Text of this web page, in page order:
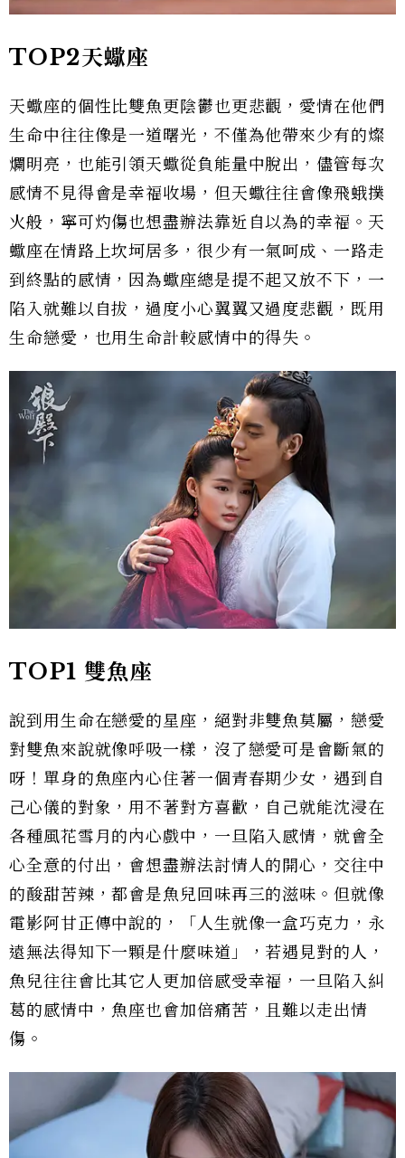
TOP2天蠍座
天蠍座的個性比雙魚更陰鬱也更悲觀，愛情在他們
生命中往往像是一道曙光，不僅為他帶來少有的燦
爛明亮，也能引領天蠍從負能量中脫出，儘管每次
感情不見得會是幸福收場，但天蠍往往會像飛蛾撲
火般，寧可灼傷也想盡辦法靠近自以為的幸福。天
蠍座在情路上坎坷居多，很少有一氣呵成、一路走
到終點的感情，因為蠍座總是提不起又放不下，一
陷入就難以自拔，過度小心翼翼又過度悲觀，既用
生命戀愛，也用生命計較感情中的得失。
TOP1 雙魚座
說到用生命在戀愛的星座，絕對非雙魚莫屬，戀愛
對雙魚來說就像呼吸一樣，沒了戀愛可是會斷氣的
呀！單身的魚座內心住著一個青春期少女，遇到自
己心儀的對象，用不著對方喜歡，自己就能沈浸在
各種風花雪月的內心戲中，一旦陷入感情，就會全
心全意的付出，會想盡辦法討情人的開心，交往中
的酸甜苦辣，都會是魚兒回味再三的滋味。但就像
電影阿甘正傳中說的，「人生就像一盒巧克力，永
遠無法得知下一顆是什麼味道」，若遇見對的人，
魚兒往往會比其它人更加倍感受幸福，一旦陷入糾
葛的感情中，魚座也會加倍痛苦，且難以走出情
傷。